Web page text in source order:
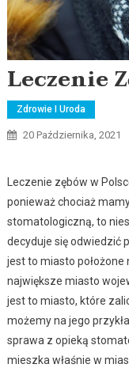
Leczenie
Zdrowie I Uroda
20 Października, 2021
Leczenie zębów w
ponieważ chociaż
stomatologiczną, to
decyduje się odwiedzić
jest to miasto
największe miasto
jest to miasto, które
możemy na jego
sprawa z opieką
mieszka właśnie w